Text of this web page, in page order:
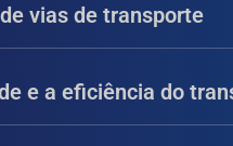
vias de transporte
e a eficiência do